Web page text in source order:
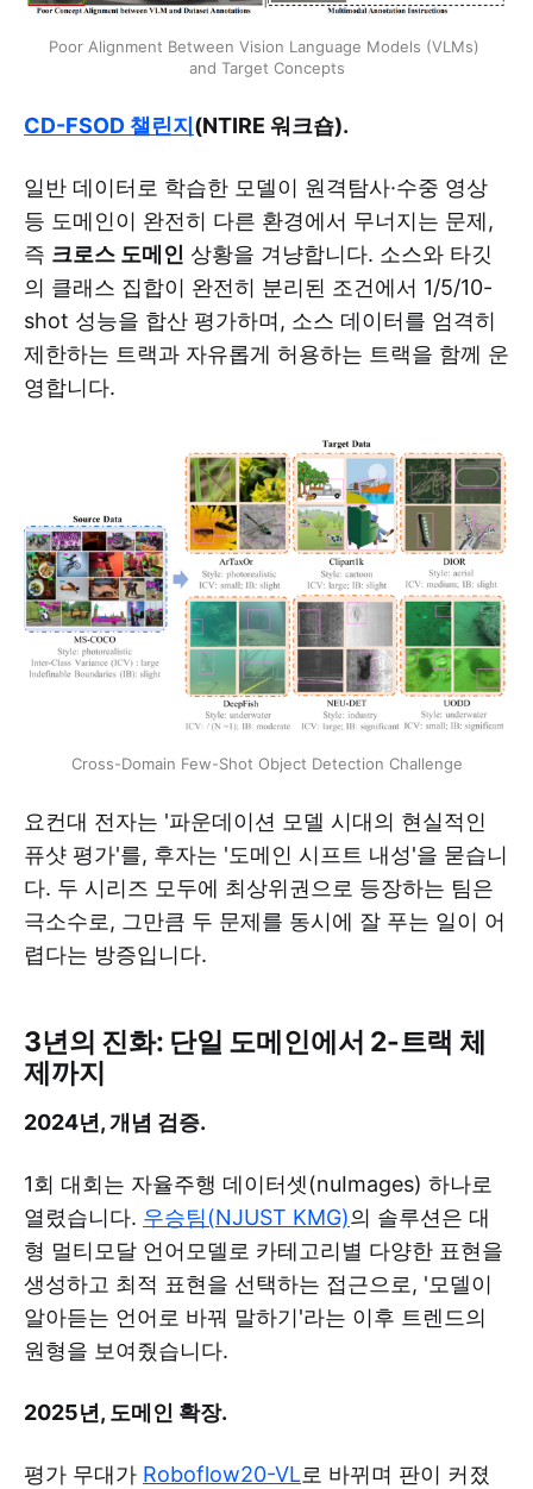
Poor Alignment Between Vision Language Models (VLMs)
and Target Concepts
CD-FSOD 챌린지 (NTIRE 워크숍).
일반 데이터로 학습한 모델이 원격탐사·수중 영상
등 도메인이 완전히 다른 환경에서 무너지는 문제,
즉 크로스 도메인 상황을 겨냥합니다. 소스와 타깃
의 클래스 집합이 완전히 분리된 조건에서 1/5/10-
shot 성능을 합산 평가하며, 소스 데이터를 엄격히
제한하는 트랙과 자유롭게 허용하는 트랙을 함께 운
영합니다.
Cross-Domain Few-Shot Object Detection Challenge
요컨대 전자는 '파운데이션 모델 시대의 현실적인
퓨샷 평가'를, 후자는 '도메인 시프트 내성'을 묻습니
다. 두 시리즈 모두에 최상위권으로 등장하는 팀은
극소수로, 그만큼 두 문제를 동시에 잘 푸는 일이 어
렵다는 방증입니다.
3년의 진화: 단일 도메인에서 2-트랙 체
제까지
2024년, 개념 검증.
1회 대회는 자율주행 데이터셋(nuImages) 하나로
열렸습니다. 우승팀(NJUST KMG)의 솔루션은 대
형 멀티모달 언어모델로 카테고리별 다양한 표현을
생성하고 최적 표현을 선택하는 접근으로, '모델이
알아듣는 언어로 바꿔 말하기'라는 이후 트렌드의
원형을 보여줬습니다.
2025년, 도메인 확장.
평가 무대가 Roboflow20-VL로 바뀌며 판이 커졌